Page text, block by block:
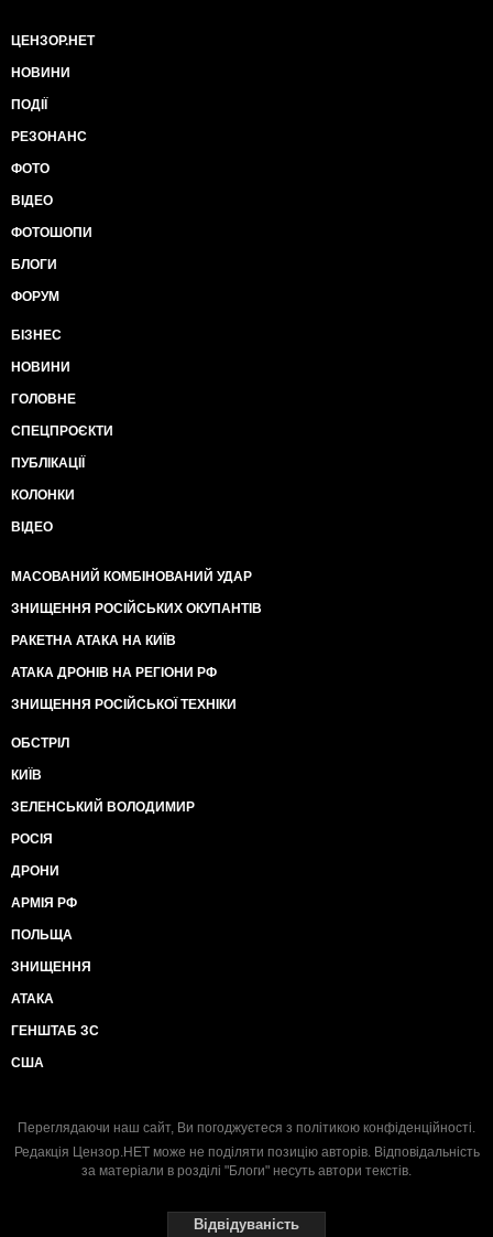
ЦЕНЗОР.НЕТ
НОВИНИ
ПОДІЇ
РЕЗОНАНС
ФОТО
ВІДЕО
ФОТОШОПИ
БЛОГИ
ФОРУМ
БІЗНЕС
НОВИНИ
ГОЛОВНЕ
СПЕЦПРОЄКТИ
ПУБЛІКАЦІЇ
КОЛОНКИ
ВІДЕО
МАСОВАНИЙ КОМБІНОВАНИЙ УДАР
ЗНИЩЕННЯ РОСІЙСЬКИХ ОКУПАНТІВ
РАКЕТНА АТАКА НА КИЇВ
АТАКА ДРОНІВ НА РЕГІОНИ РФ
ЗНИЩЕННЯ РОСІЙСЬКОЇ ТЕХНІКИ
ОБСТРІЛ
КИЇВ
ЗЕЛЕНСЬКИЙ ВОЛОДИМИР
РОСІЯ
ДРОНИ
АРМІЯ РФ
ПОЛЬЩА
ЗНИЩЕННЯ
АТАКА
ГЕНШТАБ ЗС
США
Переглядаючи наш сайт, Ви погоджуєтеся з політикою конфіденційності.
Редакція Цензор.НЕТ може не поділяти позицію авторів. Відповідальність
за матеріали в розділі "Блоги" несуть автори текстів.
Відвідуваність